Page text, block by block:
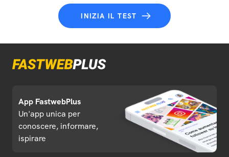
INIZIA IL TEST
App FastwebPlus
Un'app unica per
conoscere, informare,
ispirare